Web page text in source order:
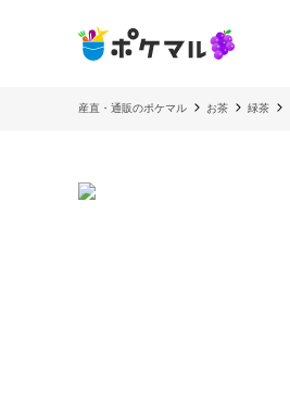
産直・通販のポケマル お茶 緑茶